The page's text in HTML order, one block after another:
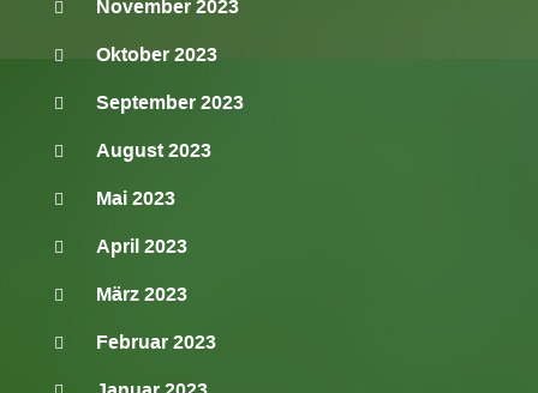
November 2023
Oktober 2023
September 2023
August 2023
Mai 2023
April 2023
März 2023
Februar 2023